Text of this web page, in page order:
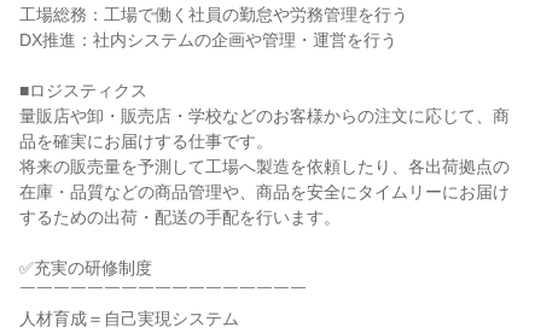
工場総務：工場で働く社員の勤怠や労務管理を行う
DX推進：社内システムの企画や管理・運営を行う
■ロジスティクス
量販店や卸・販売店・学校などのお客様からの注文に応じて、商
品を確実にお届けする仕事です。
将来の販売量を予測して工場へ製造を依頼したり、各出荷拠点の
在庫・品質などの商品管理や、商品を安全にタイムリーにお届け
するための出荷・配送の手配を行います。
✅充実の研修制度
￣￣￣￣￣￣￣￣￣￣￣￣￣￣￣￣￣
人材育成＝自己実現システム